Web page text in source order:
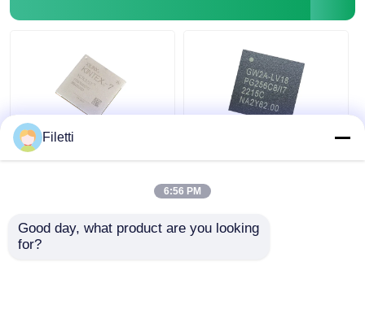
FCBGA-676 FPGA
2FFG676I
ราคาถูกที่สุด
GW2A-
ราคาถูกที่สุด
Filetti
6:56 PM
Good day, what product are you looking
for?